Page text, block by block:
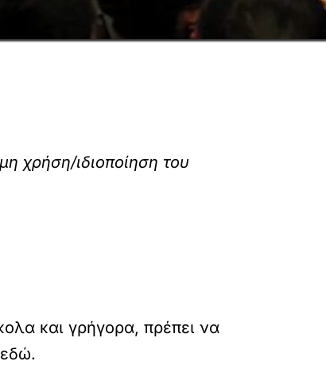
χρήση/ιδιοποίηση του
και γρήγορα, πρέπει να